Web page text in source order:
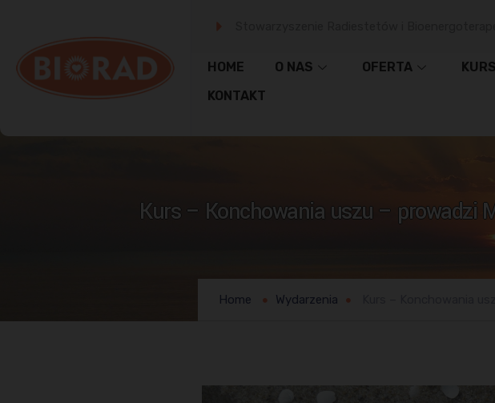
HOME
O NAS OFERTA
KONTAKT
Kurs – Konchowania uszu – prowadzi
Home Wydarzenia